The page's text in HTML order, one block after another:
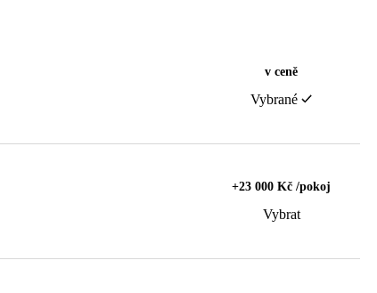
v ceně
Vybrané
+23 000 Kč /pokoj
Vybrat